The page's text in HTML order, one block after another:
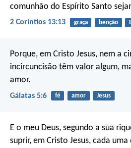
comunhão do Espírito Santo
2 Coríntios 13:13 graça benção
Porque, em Cristo Jesus, nem a
incircuncisão têm valor algum,
amor.
Gálatas 5:6 fé amor Jesus
E o meu Deus, segundo a sua
suprir, em Cristo Jesus, cada uma